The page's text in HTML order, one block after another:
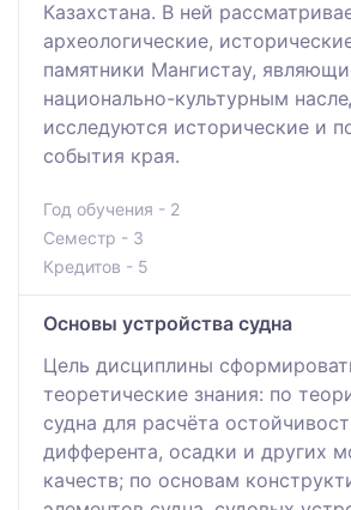
Казахстана. В ней
археологические,
памятники Мангистау,
национально-культурным
исследуются исторические и
события края.
Год обучения - 2
Семестр - 3
Кредитов - 5
Основы устройства судна
Цель дисциплины
теоретические знания: по
судна для расчёта
дифферента, осадки и других
качеств; по основам